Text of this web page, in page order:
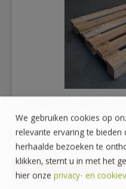
€10,95
We gebruiken cookies op
relevante ervaring te
herhaalde bezoeken te
klikken, stemt u in met het
hier onze privacy- en